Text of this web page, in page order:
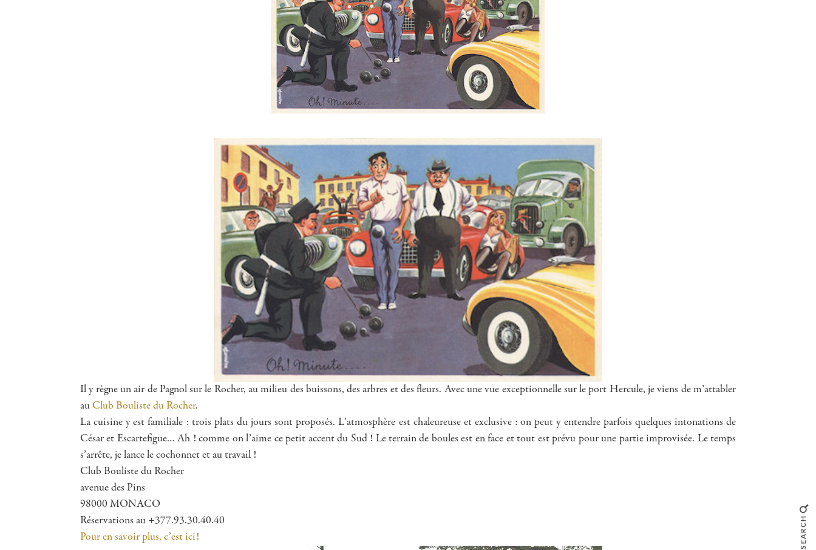
Il y règne un air de Pagnol sur le Rocher, au milieu des buissons, des arbres et des fleurs. Avec une vue exceptionnelle sur le port Hercule, je viens de m’attabler
au Club Bouliste du Rocher.
La cuisine y est familiale : trois plats du jours sont proposés. L’atmosphère est chaleureuse et exclusive : on peut y entendre parfois quelques intonations de
César et Escartefigue… Ah ! comme on l’aime ce petit accent du Sud ! Le terrain de boules est en face et tout est prévu pour une partie improvisée. Le temps
s’arrête, je lance le cochonnet et au travail !
Club Bouliste du Rocher
avenue des Pins
98000 MONACO
Réservations au +377.93.30.40.40
Pour en savoir plus, c’est ici!
SEARCH